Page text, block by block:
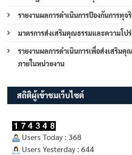
รายงานผลการดำเนินการป้องกันการทุจ
มาตรการส่งเสริมคุณธรรมและความโป
รายงานผลการดำเนินการเพื่อส่งเสริมคุ
ภายในหน่วยงาน
สถิติผู้เข้าชมเว็บไซต์
Users Today : 368
Users Yesterday : 644